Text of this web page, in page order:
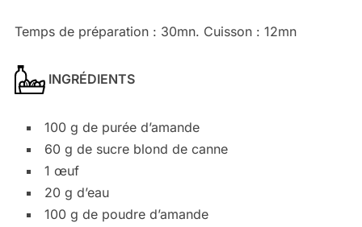
Temps de préparation : 30mn. Cuisson : 12mn
INGRÉDIENTS
100 g de purée d’amande
60 g de sucre blond de canne
1 œuf
20 g d’eau
100 g de poudre d’amande